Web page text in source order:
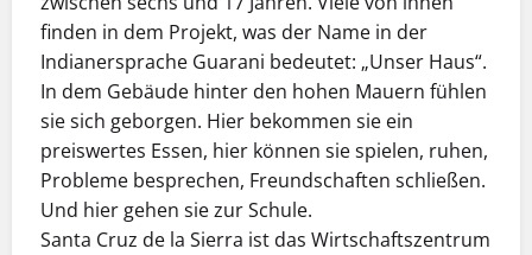
finden in dem Projekt, was der Name in der
Indianersprache Guarani bedeutet: „Unser Haus“.
In dem Gebäude hinter den hohen Mauern fühlen
sie sich geborgen. Hier bekommen sie ein
preiswertes Essen, hier können sie spielen, ruhen,
Probleme besprechen, Freundschaften schließen.
Und hier gehen sie zur Schule.
Santa Cruz de la Sierra ist das Wirtschaftszentrum